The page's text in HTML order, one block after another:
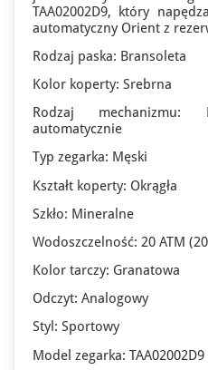
TAA02002D9, który
automatyczny Orient z
Rodzaj paska: Bransoleta
Kolor koperty: Srebrna
Rodzaj mechanizmu:
automatycznie
Typ zegarka: Męski
Kształt koperty: Okrągła
Szkło: Mineralne
Wodoszczelność: 20 ATM
Kolor tarczy: Granatowa
Odczyt: Analogowy
Styl: Sportowy
Model zegarka: TAA02002D9